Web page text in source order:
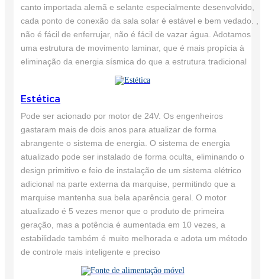
canto importada alemã e selante especialmente desenvolvido,
cada ponto de conexão da sala solar é estável e bem vedado. ,
não é fácil de enferrujar, não é fácil de vazar água. Adotamos
uma estrutura de movimento laminar, que é mais propícia à
eliminação da energia sísmica do que a estrutura tradicional
Estética
Pode ser acionado por motor de 24V. Os engenheiros
gastaram mais de dois anos para atualizar de forma
abrangente o sistema de energia. O sistema de energia
atualizado pode ser instalado de forma oculta, eliminando o
design primitivo e feio de instalação de um sistema elétrico
adicional na parte externa da marquise, permitindo que a
marquise mantenha sua bela aparência geral. O motor
atualizado é 5 vezes menor que o produto de primeira
geração, mas a potência é aumentada em 10 vezes, a
estabilidade também é muito melhorada e adota um método
de controle mais inteligente e preciso